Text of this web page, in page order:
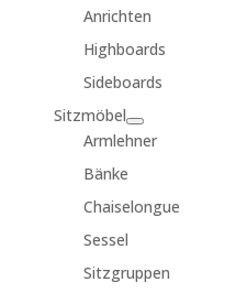
Anrichten
Highboards
Sideboards
Sitzmöbel
Armlehner
Bänke
Chaiselongue
Sessel
Sitzgruppen